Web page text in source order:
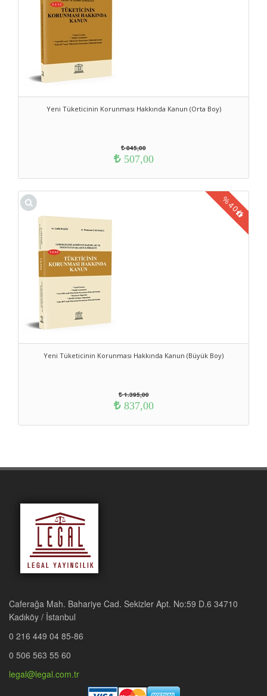
Yeni Tüketicinin Korunması Hakkında Kanun (Orta Boy)
845,00
507,00
Yeni Tüketicinin Korunması Hakkında Kanun (Büyük Boy)
%40
1.395,00
837,00
Caferağa Mah. Bahariye Cad. Sekizler Apt. No:59 D.6 34710
Kadıköy / İstanbul
0 216 449 04 85-86
0 506 563 55 60
legal@legal.com.tr